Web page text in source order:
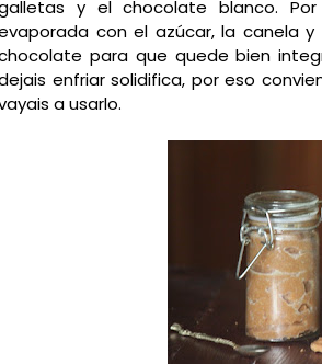
y el chocolate blanco.
con el azúcar, la canela
para que quede bien
enfriar solidifica, por eso
a usarlo.